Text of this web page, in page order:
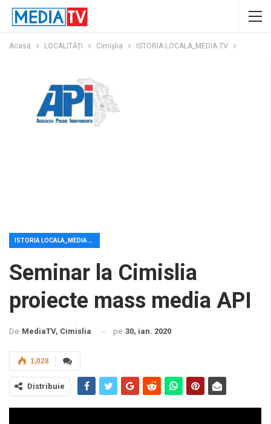
Acasă LOCALITĂȚI Cimișlia ISTORIA LOCALA_MEDIA TV
ISTORIA LOCALA_MEDIA TV
Seminar la Cimislia
proiecte mass media API
De MediaTV, Cimislia pe 30, ian. 2020
1,028
Distribuie